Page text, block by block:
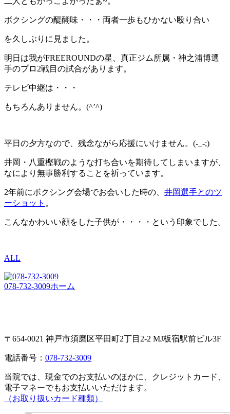
ボクシングの醍醐味・・・両者一歩もひかない殴り合い
を久しぶりに見ました。
明日は我がFREEROUNDの星、真正ジム所属・神之浦博選
手のプロ2戦目の試合があります。
テレビ中継は・・・
もちろんありません。(^’^)
平日の夕方なので、残念ながら応援にいけません。(-_-;)
井岡・八重樫戦のような打ち合いを期待してしまいますが、
なにより無事勝利することを祈っています。
2年前にボクシング会場でお会いした時の、 井岡選手とのツ
ーショット 。
こんなかわいい顔をした子供が・・・・という印象でした。
ALL
078-732-3009ホーム
〒654-0021 神戸市須磨区平田町2丁目2-2 MJ板宿駅前ビル3F
電話番号： 078-732-3009
当院では、現金でのお支払いのほかに、クレジットカード、
電子マネーでもお支払いいただけます。
（お取り扱いカード種類）